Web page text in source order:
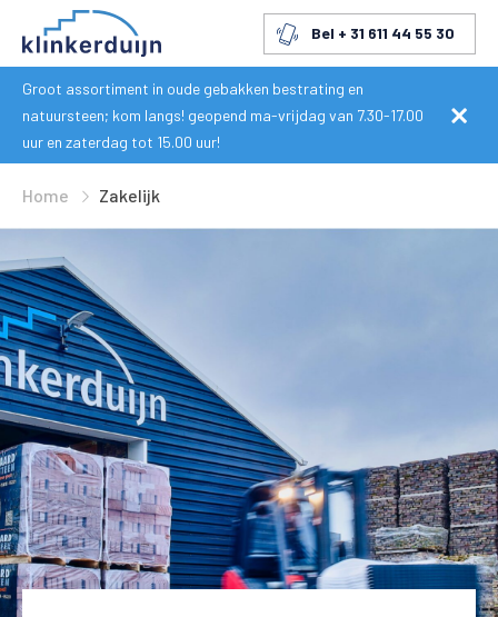
Bel + 31 611 44 55 30
Groot assortiment in oude gebakken bestrating en
natuursteen; kom langs! geopend ma-vrijdag van 7.30-17.00
uur en zaterdag tot 15.00 uur!
Home Zakelijk